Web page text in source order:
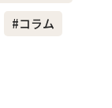
#コラム